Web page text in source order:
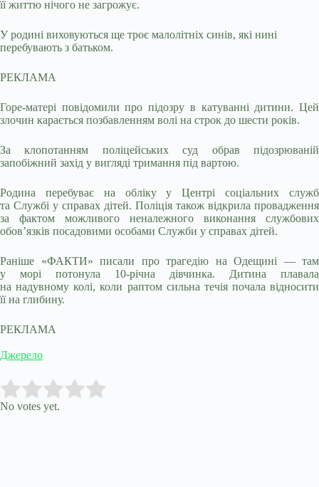
її життю нічого не загрожує.
У родині виховуються ще троє малолітніх синів, які нині
перебувають з батьком.
РЕКЛАМА
Горе-матері повідомили про підозру в катуванні дитини. Цей
злочин карається позбавленням волі на строк до шести років.
За клопотанням поліцейських суд обрав підозрюваній
запобіжний захід у вигляді тримання під вартою.
Родина перебуває на обліку у Центрі соціальних служб
та Службі у справах дітей. Поліція також відкрила провадження
за фактом можливого неналежного виконання службових
обов’язків посадовими особами Служби у справах дітей.
Раніше «ФАКТИ» писали про трагедію на Одещині — там
у морі потонула 10-річна дівчинка. Дитина плавала
на надувному колі, коли раптом сильна течія почала відносити
її на глибину.
РЕКЛАМА
Джерело
Rate this item:
No votes yet.